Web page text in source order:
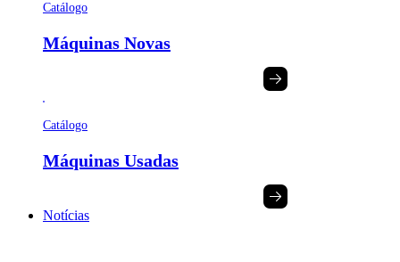
Catálogo
Máquinas Novas
Catálogo
Máquinas Usadas
Notícias